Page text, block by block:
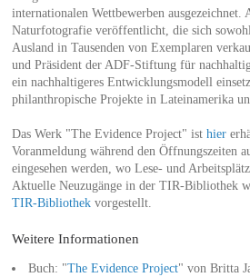
internationalen Wettbewerben ausgezeichnet.
Naturfotografie veröffentlicht, die sich
Ausland in Tausenden von Exemplaren
und Präsident der ADF-Stiftung für
ein nachhaltigeres Entwicklungsmodell
philanthropische Projekte in Lateinamerika
Das Werk "The Evidence Project" ist hier
Voranmeldung während den Öffnungszeiten
eingesehen werden, wo Lese- und
Aktuelle Neuzugänge in der TIR-Bibliothek
TIR-Bibliothekvorgestellt.
Weitere Informationen
Buch: "The Evidence Project" von Britta